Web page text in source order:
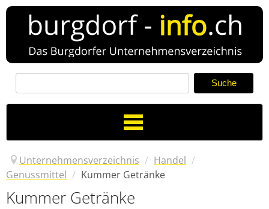
Toggle
Navigation
Verzeichnis
Unternehmensverzeichnis / Handel /
Genussmittel / Kummer Getränke
Kummer Getränke